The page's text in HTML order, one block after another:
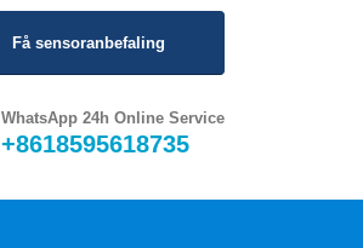
Få sensoranbefaling
WhatsApp 24h Online Service
+8618595618735